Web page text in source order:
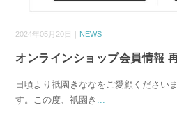
2024年05月20日｜ NEWS
オンラインショップ会員情報
日頃より祇園きななをご愛顧ください
す。この度、祇園き